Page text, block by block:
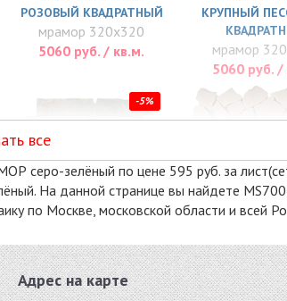
РОЗОВЫЙ КВАДРАТНЫЙ
мрамор 320x320
5060 руб. / кв.м.
КРУПНЫЙ
мрамор
5060 руб. /
-5%
MS0205 GW СЛАНЕЦ
РЖАВЫЙ
сланец 300x300
PIX261
мрамор
5673 руб. /
все
серо-зелёный по цене 595 руб. за
На данной странице вы найдете
по Москве, московской области и всей
Адрес на карте